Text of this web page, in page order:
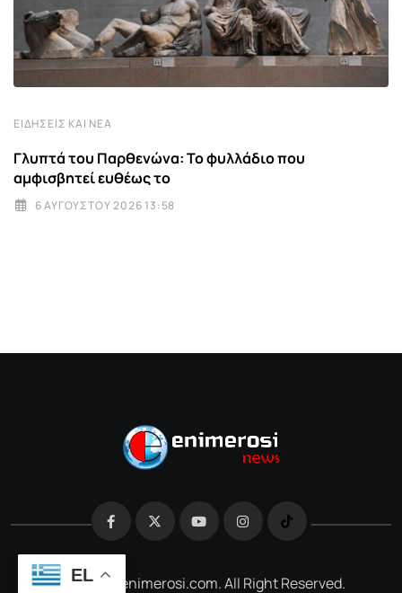
ΕΙΔΉΣΕΙΣ ΚΑΙ ΝΈΑ
Γλυπτά του Παρθενώνα: Το φυλλάδιο που
αμφισβητεί ευθέως το
6 ΑΥΓΟΎΣΤΟΥ 2026 13:58
@2026 e-enimerosi.com. All Right Reserved.
EL